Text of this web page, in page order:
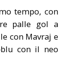
tempo, con
palle gol a
con Mavraj e
con il neo